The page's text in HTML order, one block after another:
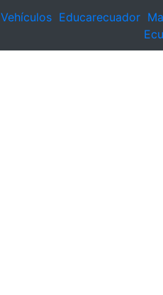
Vehículos Educarecuador